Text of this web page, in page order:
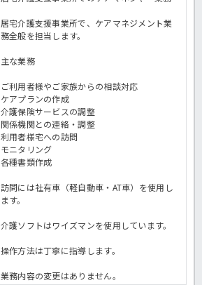
居宅介護支援事業所で、ケアマネジメント業
務全般を担当します。
主な業務
ご利用者様やご家族からの相談対応
ケアプランの作成
介護保険サービスの調整
関係機関との連絡・調整
利用者様宅への訪問
モニタリング
各種書類作成
訪問には社有車（軽自動車・AT車）を使用し
ます。
介護ソフトはワイズマンを使用しています。
操作方法は丁寧に指導します。
業務内容の変更はありません。